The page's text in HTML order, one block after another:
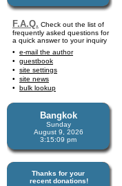
F.A.Q. Check out the list of
frequently asked questions for
a quick answer to your inquiry
e-mail the author
guestbook
site settings
site news
bulk lookup
Bangkok
Sunday
August 9, 2026
3:15:09 pm
Thanks for your
recent donations!